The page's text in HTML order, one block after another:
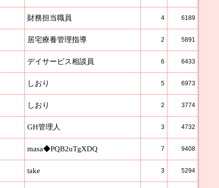
財務担当職員 4 6189
居宅療養管理指導 2 5891
デイサービス相談員 6 6433
しおり 5 6973
しおり 2 3774
GH管理人 3 4732
masa◆PQB2uTgXDQ 7 9408
take 3 5294